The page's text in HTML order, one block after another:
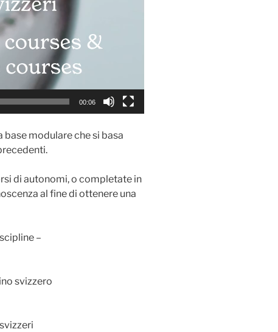
00:06
modulare che si basa
di autonomi, o completate in
al fine di ottenere una
–
svizzero